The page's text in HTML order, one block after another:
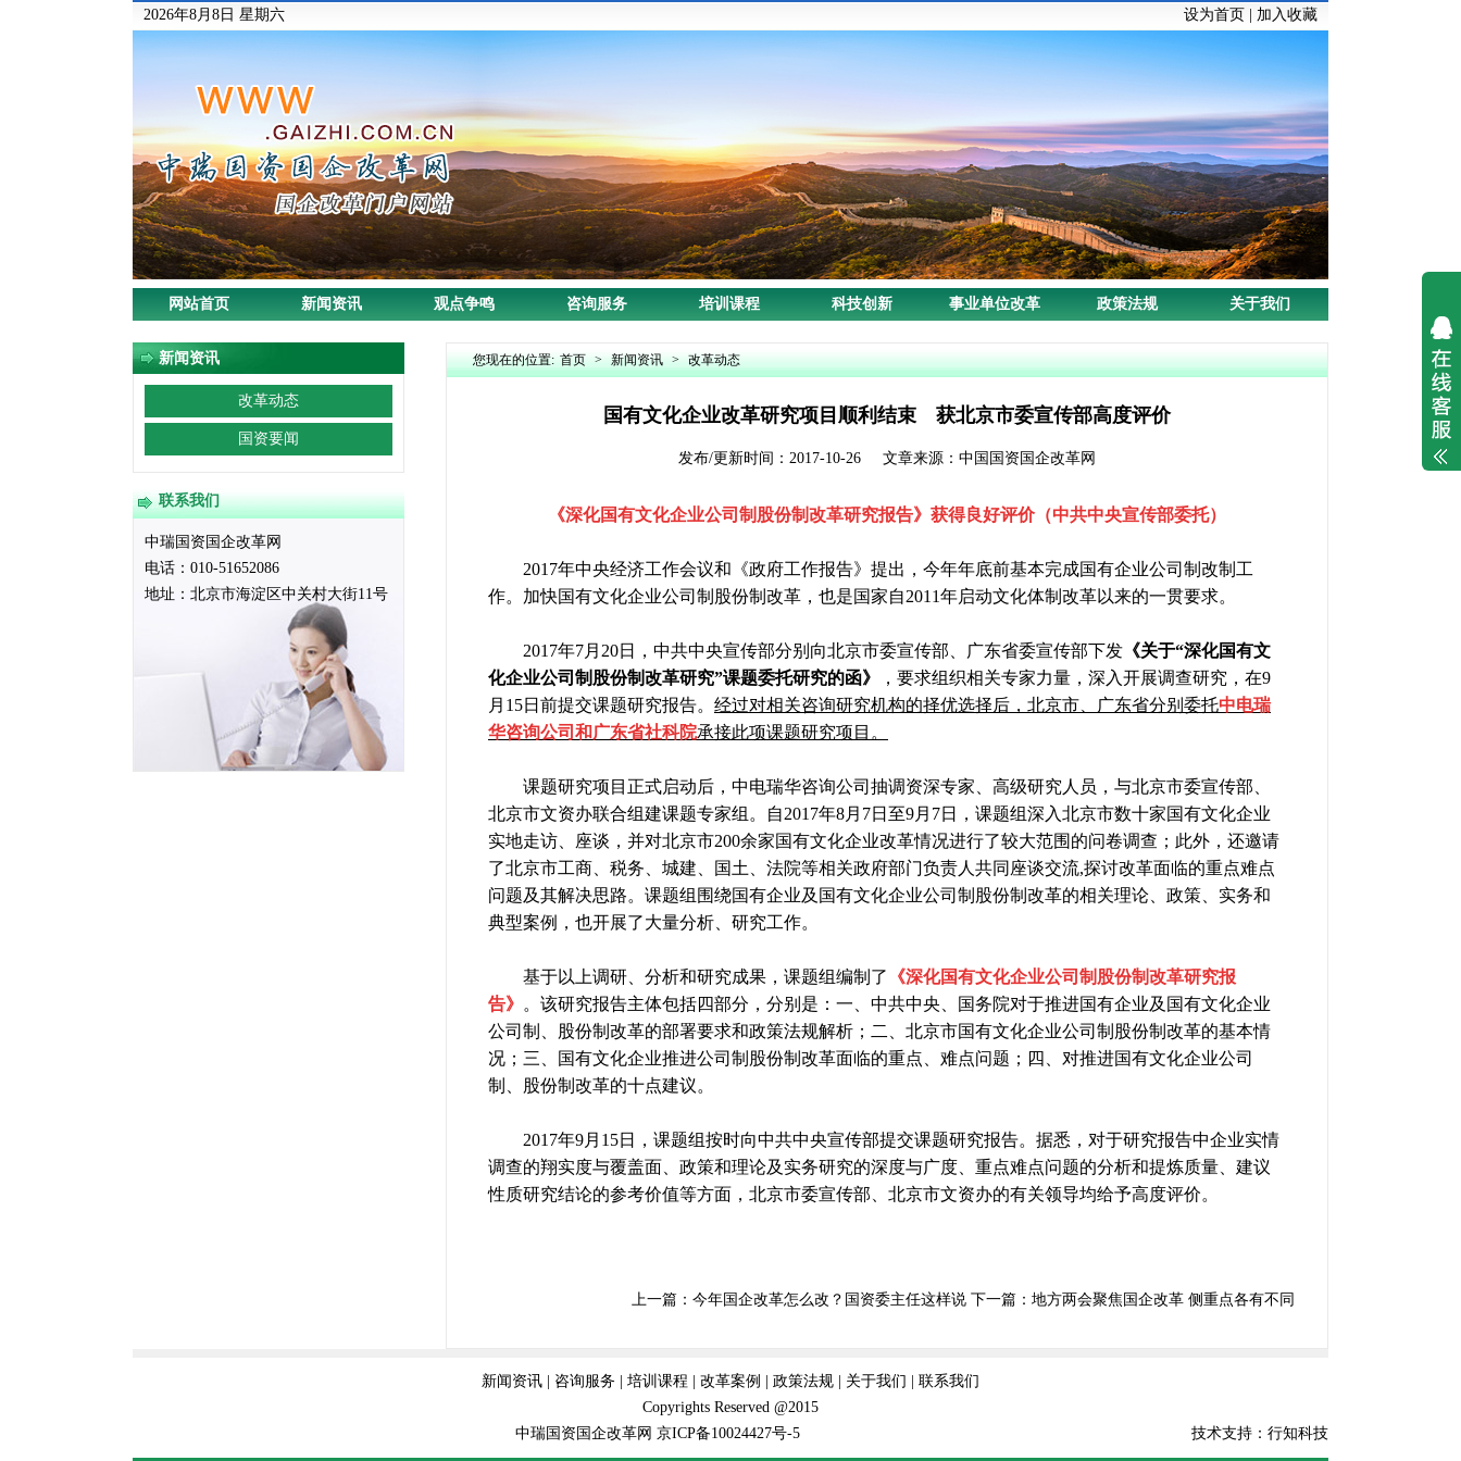
2026年8月8日 星期六 设为首页 加入收藏
网站首页 新闻资讯 观点争鸣 咨询服务 培训课程 科技创新 事业单位改革 政策法规 关于我们
新闻资讯
改革动态
国资要闻
联系我们
中瑞国资国企改革网
电话：010-51652086
地址： 北京市海淀区中关村大街11号
您现在的位置: 首页 > 新闻资讯 > 改革动态
国有文化企业改革研究项目顺利结束 获北京市委宣传部高度评价
发布/更新时间：2017-10-26 文章来源：中国国资国企改革网
《深化国有文化企业公司制股份制改革研究报告》获得良好评价（中共中央宣传部委托）
2017年中央经济工作会议和《政府工作报告》提出，今年年底前基本完成国有企业公司制改制工
作。加快国有文化企业公司制股份制改革，也是国家自2011年启动文化体制改革以来的一贯要求。
2017年7月 20日，中共中央宣传部分别向北京市委宣传部、广东省委宣传部下发 《关于“深化国有文
化企业公司制股份制改革研究”课题委托研究的函》
，要求组织相关专家力量，深入开展调查研究，在9
月 15日前提交课题研究报告。 经过对相关咨询研究机构的择优选择后，北京市、广东省分别委托中电瑞
华咨询公司和广东省社科院承接此项课题研究项目。
课题研究项目正式启动后，中电瑞华咨询公司抽调资深专家、高级研究人员，与北京市委宣传部、
北京市文资办联合组建课题专家组。自2017年8月 7日至9月 7日，课题组深入北京市数十家国有文化企业
实地走访、座谈，并对北京市200余家国有文化企业改革情况进行了较大范围的问卷调查；此外，还邀请
了北京市工商、税务、城建、国土、法院等相关政府部门负责人共同座谈交流,探讨改革面临的重点难点
问题及其解决思路。课题组围绕国有企业及国有文化企业公司制股份制改革的相关理论、政策、实务和
典型案例，也开展了大量分析、研究工作。
基于以上调研、分析和研究成果，课题组编制了
《深化国有文化企业公司制股份制改革研究报
告》 。该研究报告主体包括四部分，分别是：一、中共中央、国务院对于推进国有企业及国有文化企业
公司制、股份制改革的部署要求和政策法规解析；二、北京市国有文化企业公司制股份制改革的基本情
况；三、国有文化企业推进公司制股份制改革面临的重点、难点问题；四、对推进国有文化企业公司
制、股份制改革的十点建议。
2017年9月 15日，课题组按时向中共中央宣传部提交课题研究报告。据悉，对于研究报告中企业实情
调查的翔实度与覆盖面、政策和理论及实务研究的深度与广度、重点难点问题的分析和提炼质量、建议
性质研究结论的参考价值等方面，北京市委宣传部、北京市文资办的有关领导均给予高度评价。
上一篇： 今年国企改革怎么改？国资委主任这样说 下一篇： 地方两会聚焦国企改革 侧重点各有不同
新闻资讯 咨询服务 培训课程 改革案例 政策法规 关于我们
联系我们
Copyrights Reserved @2015
中瑞国资国企改革网 京ICP备10024427号-5 技术支持：行知科技